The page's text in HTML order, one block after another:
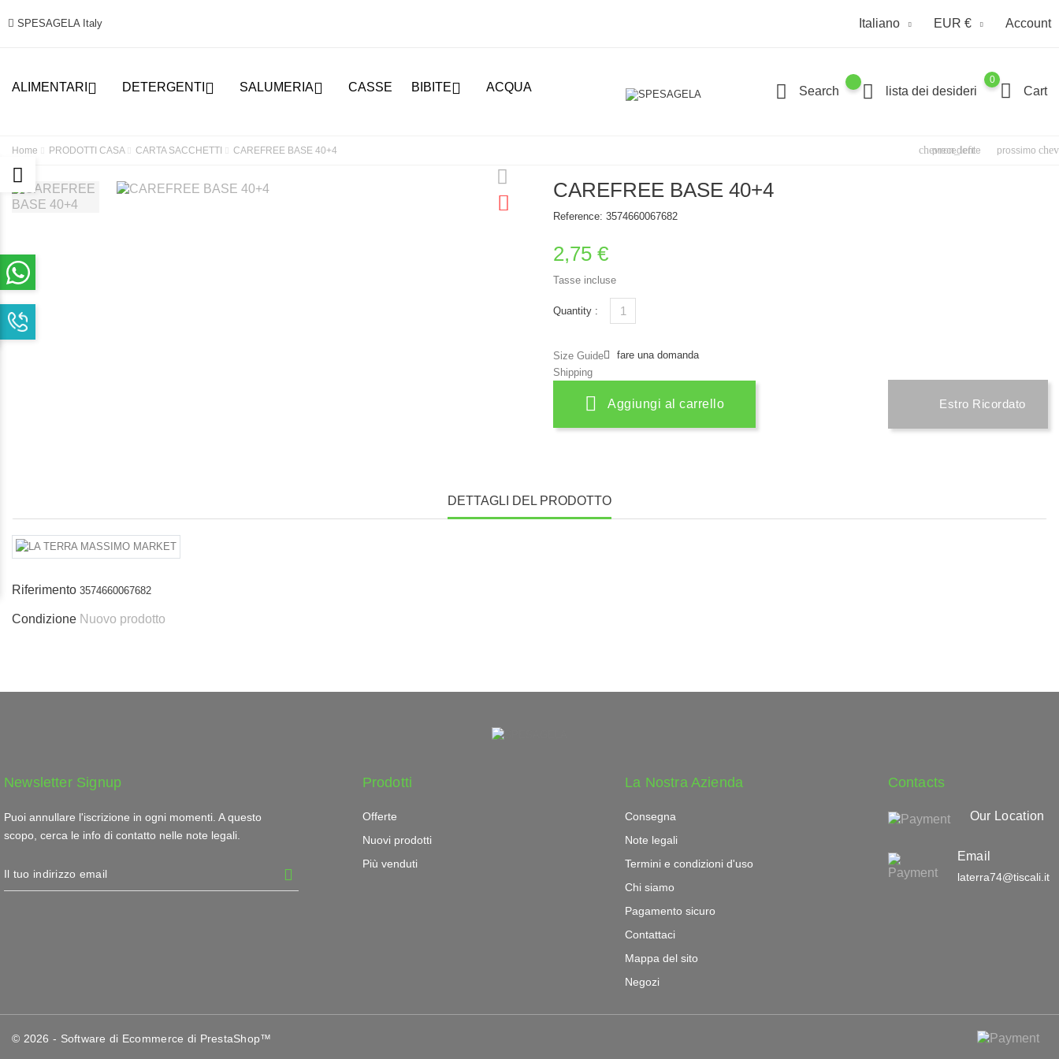
SPESAGELA Italy Italiano EUR € Account
ALIMENTARI  DETERGENTI  SALUMERIA CASSE BIBITE ACQUA Search lista dei desideri
0
Cart
Home PRODOTTI CASA CARTA SACCHETTI CAREFREE BASE 40+4 chevron_left
precedente prossimo
CAREFREE BASE 40+4
Reference: 3574660067682
2,75 €
Tasse incluse
Quantity :
Size Guide
Shipping
fare una domanda
Aggiungi al carrello Estro Ricordato
DETTAGLI DEL PRODOTTO
Riferimento 3574660067682
Condizione Nuovo prodotto
Newsletter Signup
Puoi annullare l'iscrizione in ogni momenti. A questo
scopo, cerca le info di contatto nelle note legali.
Prodotti
Offerte
Nuovi prodotti
Più venduti
La Nostra Azienda
Consegna
Note legali
Termini e condizioni d'uso
Chi siamo
Pagamento sicuro
Contattaci
Mappa del sito
Negozi
Contacts
Our Location
Email
laterra74@tiscali.it
© 2026 - Software di Ecommerce di PrestaShop™